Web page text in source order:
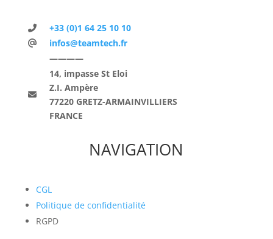
+33 (0)1 64 25 10 10
infos@teamtech.fr
————
14, impasse St Eloi
Z.I. Ampère
77220 GRETZ-ARMAINVILLIERS
FRANCE
NAVIGATION
CGL
Politique de confidentialité
RGPD